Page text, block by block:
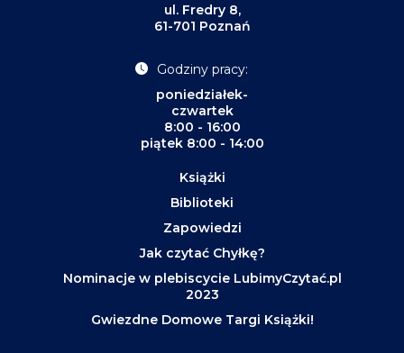
ul. Fredry 8,
61-701 Poznań
Godziny pracy:
poniedziałek-
czwartek
8:00 - 16:00
piątek 8:00 - 14:00
Książki
Biblioteki
Zapowiedzi
Jak czytać Chyłkę?
Nominacje w plebiscycie LubimyCzytać.pl
2023
Gwiezdne Domowe Targi Książki!